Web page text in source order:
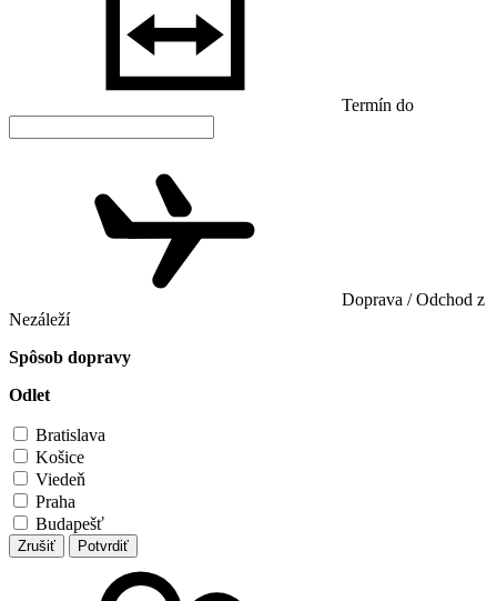
Termín do
Doprava / Odchod z
Nezáleží
Spôsob dopravy
Odlet
Bratislava
Košice
Viedeň
Praha
Budapešť
Zrušiť Potvrdiť